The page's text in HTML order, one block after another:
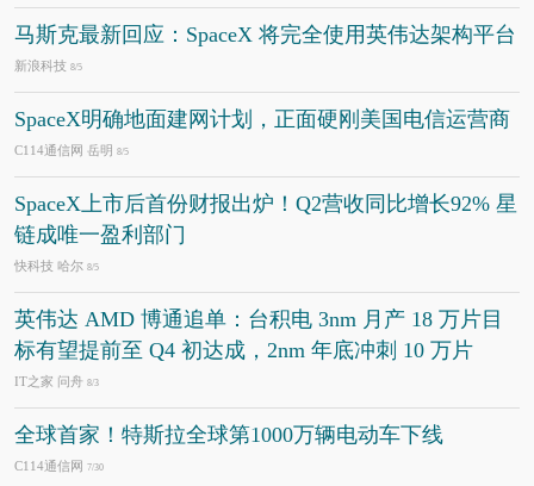
马斯克最新回应：SpaceX 将完全使用英伟达架构平台
新浪科技 8/5
SpaceX明确地面建网计划，正面硬刚美国电信运营商
C114通信网 岳明 8/5
SpaceX上市后首份财报出炉！Q2营收同比增长92% 星
链成唯一盈利部门
快科技 哈尔 8/5
英伟达 AMD 博通追单：台积电 3nm 月产 18 万片目
标有望提前至 Q4 初达成，2nm 年底冲刺 10 万片
IT之家 问舟 8/3
全球首家！特斯拉全球第1000万辆电动车下线
C114通信网 7/30